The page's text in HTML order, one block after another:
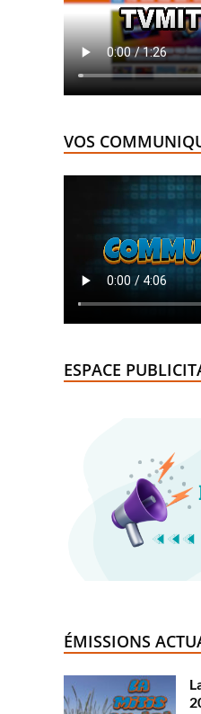
VOS
ESPACE
ÉMISSIONS